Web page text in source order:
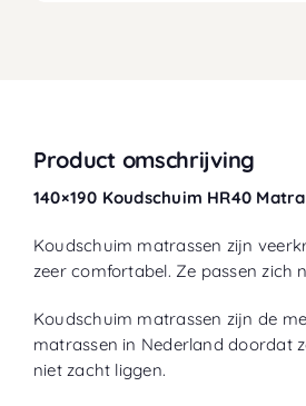
Product omschrijving
140×190 Koudschuim HR40
Koudschuim matrassen zijn
zeer comfortabel. Ze passen zich
Koudschuim matrassen zijn de
matrassen in Nederland doordat
niet zacht liggen.